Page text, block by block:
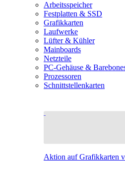
Arbeitsspeicher
Festplatten & SSD
Grafikkarten
Laufwerke
Lüfter & Kühler
Mainboards
Netzteile
PC-Gehäuse &
Prozessoren
Schnittstellenkarten
Aktion auf Grafikkarten